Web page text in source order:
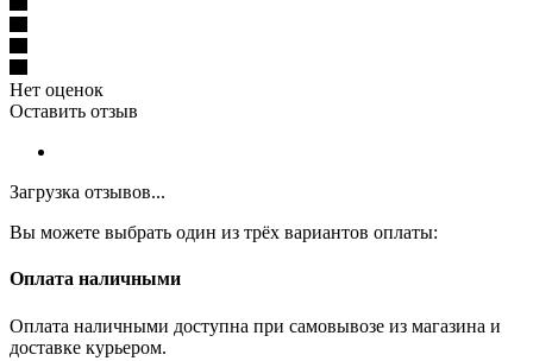
Нет оценок
Оставить отзыв
Загрузка отзывов...
Вы можете выбрать один из трёх вариантов оплаты:
Оплата наличными
Оплата наличными доступна при самовывозе из магазина и
доставке курьером.